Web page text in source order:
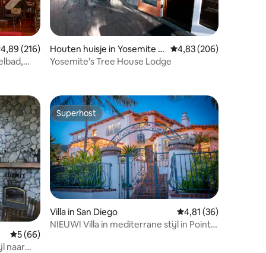
beoordeling van 4,89 op 5, 216 recensies
4,89 (216)
Houten huisje in Yosemite N
ational Park
Gemiddelde
4,83 (206)
Yosemite's Tree House Lodge
Gemiddelde beoordeling van 5 op 5, 66 recensies
5 (66)
naar
Superhost
Superhost
Villa in San Diego Gemiddelde
4,81 (36)
NIEUW! Villa in mediterrane stijl in Point